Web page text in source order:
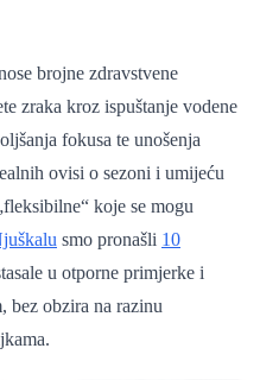
brojne zdravstvene
zraka kroz ispuštanje vodene
fokusa te unošenja
ovisi o sezoni i umijeću
koje se mogu
smo pronašli 10
u otporne primjerke i
bez obzira na razinu